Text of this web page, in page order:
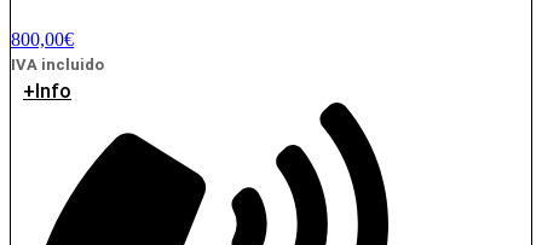
800,00€
IVA incluido
+Info